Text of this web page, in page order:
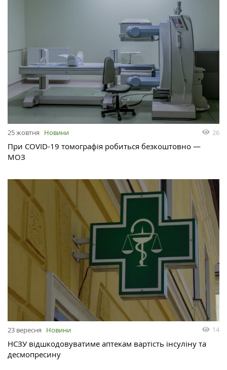
25 жовтня Новини 26
При COVID-19 томографія робиться безкоштовно —
МОЗ
23 вересня Новини 14
НСЗУ відшкодовуватиме аптекам вартість інсуліну та
десмопресину